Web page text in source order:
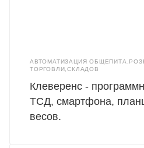
АВТОМАТИЗАЦИЯ
ТОРГОВЛИ,СКЛАДОВ
Клеверенс -
ТСД, смартфона,
весов.